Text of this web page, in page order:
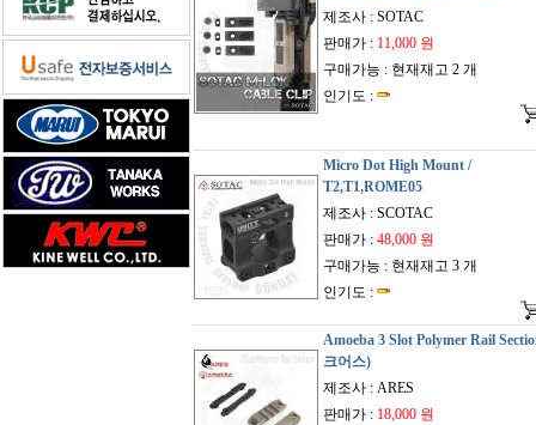
제조사 : SOTAC
판매가 : 11,000 원
구매가능 : 현재재고 2 개
인기도 :
Micro Dot High Mount /
T2,T1,ROME05
제조사 : SCOTAC
판매가 : 48,000 원
구매가능 : 현재재고 3 개
인기도 :
Amoeba 3 Slot Polymer Rail
크어스)
제조사 : ARES
판매가 : 18,000 원